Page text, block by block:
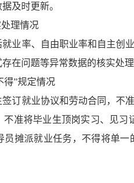
及时更新。
理情况
业率、自由职业率和自主创
在问题等异常数据的核实处理
得”规定情况
订就业协议和劳动合同，不
准将毕业生顶岗实习、见习
员摊派就业任务，不得将单